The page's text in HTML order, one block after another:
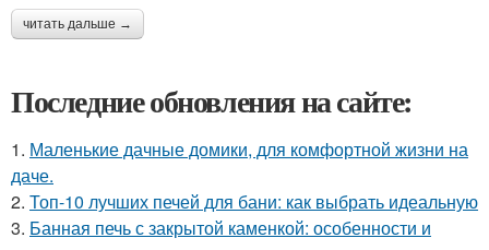
читать дальше →
Последние обновления на сайте:
1. Маленькие дачные домики, для комфортной жизни на
даче.
2. Топ-10 лучших печей для бани: как выбрать идеальную
3. Банная печь с закрытой каменкой: особенности и